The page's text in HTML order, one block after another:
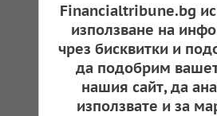
Financialtribune.bg
използване на
чрез бисквитки и
да подобрим
нашия сайт, да
използвате и за